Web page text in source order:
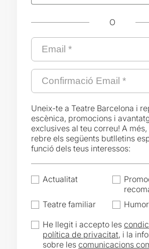
O
Uneix-te a Teatre Barcelona i
escènica, promocions i
exclusives al teu correu! A
rebre els següents butlletins
funció dels teus interessos:
Actualitat
Teatre familiar
Humor
He llegit i accepto les
política de privacitat, i la
sobre lescomunicacions